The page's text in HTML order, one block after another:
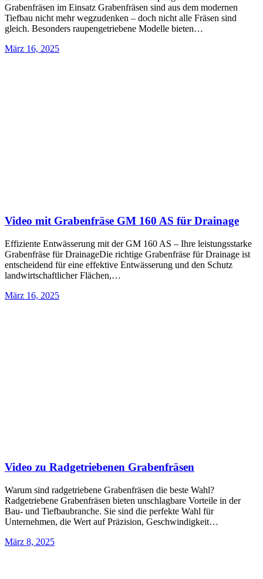
Grabenfräsen im Einsatz Grabenfräsen sind aus dem modernen
Tiefbau nicht mehr wegzudenken – doch nicht alle Fräsen sind
gleich. Besonders raupengetriebene Modelle bieten…
März 16, 2025
Video mit Grabenfräse GM 160 AS für Drainage
Effiziente Entwässerung mit der GM 160 AS – Ihre leistungsstarke
Grabenfräse für DrainageDie richtige Grabenfräse für Drainage ist
entscheidend für eine effektive Entwässerung und den Schutz
landwirtschaftlicher Flächen,…
März 16, 2025
Video zu Radgetriebenen Grabenfräsen
Warum sind radgetriebene Grabenfräsen die beste Wahl?
Radgetriebene Grabenfräsen bieten unschlagbare Vorteile in der
Bau- und Tiefbaubranche. Sie sind die perfekte Wahl für
Unternehmen, die Wert auf Präzision, Geschwindigkeit…
März 8, 2025